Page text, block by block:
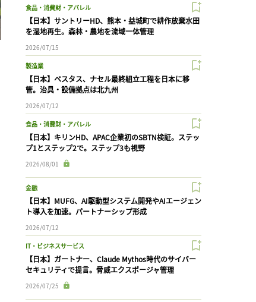
食品・消費財・アパレル
【日本】サントリーHD、熊本・益城町で耕作放棄水田
を湿地再生。森林・農地を流域一体管理
2026/07/15
製造業
【日本】ベスタス、ナセル最終組立工程を日本に移
管。治具・設備拠点は北九州
2026/07/12
食品・消費財・アパレル
【日本】キリンHD、APAC企業初のSBTN検証。ステッ
プ1とステップ2で。ステップ3も視野
2026/08/01
金融
【日本】MUFG、AI駆動型システム開発やAIエージェン
ト導入を加速。パートナーシップ形成
2026/07/12
IT・ビジネスサービス
【日本】ガートナー、Claude Mythos時代のサイバー
セキュリティで提言。脅威エクスポージャ管理
2026/07/25